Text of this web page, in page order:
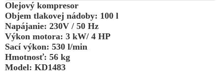
Olejový kompresor
Objem tlakovej nádoby: 100 l
Napájanie: 230V / 50 Hz
Výkon motora: 3 kW/ 4 HP
Sací výkon: 530 l/min
Hmotnosť: 56 kg
Model: KD1483